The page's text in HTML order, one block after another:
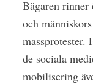
Bägaren
och
de sociala
mobilisering